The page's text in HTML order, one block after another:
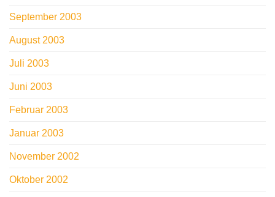
September 2003
August 2003
Juli 2003
Juni 2003
Februar 2003
Januar 2003
November 2002
Oktober 2002